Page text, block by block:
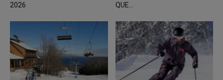
2026
QUE...